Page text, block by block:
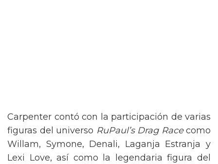
Carpenter contó con la participación de varias
figuras del universo RuPaul’s Drag Racecomo
Willam, Symone, Denali, Laganja Estranja y
Lexi Love, así como la legendaria figura del